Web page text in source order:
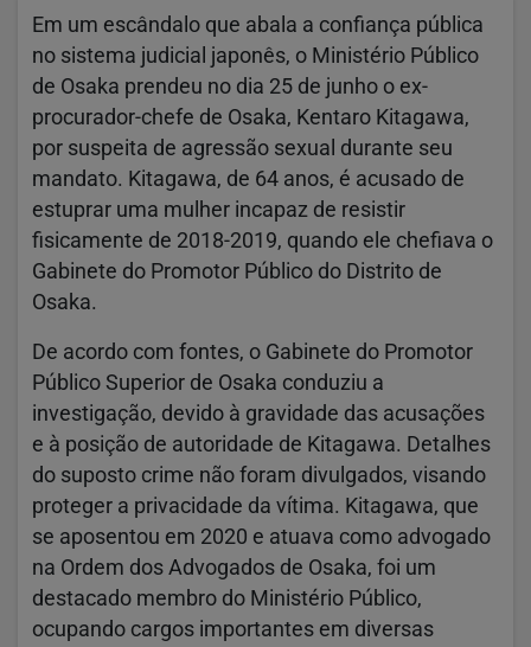
Em um escândalo que abala a confiança pública
no sistema judicial japonês, o Ministério Público
de Osaka prendeu no dia 25 de junho o ex-
procurador-chefe de Osaka, Kentaro Kitagawa,
por suspeita de agressão sexual durante seu
mandato. Kitagawa, de 64 anos, é acusado de
estuprar uma mulher incapaz de resistir
fisicamente de 2018-2019, quando ele chefiava o
Gabinete do Promotor Público do Distrito de
Osaka.
De acordo com fontes, o Gabinete do Promotor
Público Superior de Osaka conduziu a
investigação, devido à gravidade das acusações
e à posição de autoridade de Kitagawa. Detalhes
do suposto crime não foram divulgados, visando
proteger a privacidade da vítima. Kitagawa, que
se aposentou em 2020 e atuava como advogado
na Ordem dos Advogados de Osaka, foi um
destacado membro do Ministério Público,
ocupando cargos importantes em diversas